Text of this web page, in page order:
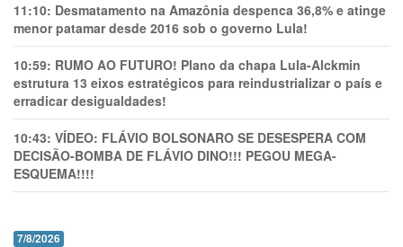
11:10: Desmatamento na Amazônia despenca 36,8% e atinge
menor patamar desde 2016 sob o governo Lula!
10:59: RUMO AO FUTURO! Plano da chapa Lula-Alckmin
estrutura 13 eixos estratégicos para reindustrializar o país e
erradicar desigualdades!
10:43: VÍDEO: FLÁVIO BOLSONARO SE DESESPERA COM
DECISÃO-BOMBA DE FLÁVIO DINO!!! PEGOU MEGA-
ESQUEMA!!!!
7/8/2026